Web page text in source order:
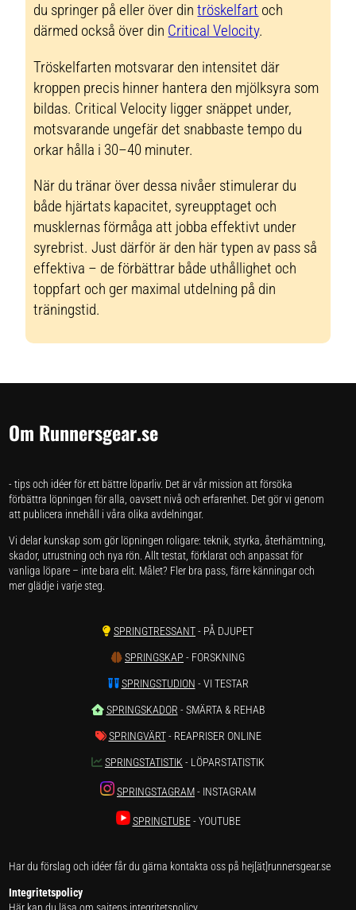
du springer på eller över dintröskelfart och
därmed också över din Critical Velocity.
Tröskelfarten motsvarar den intensitet där
kroppen precis hinner hantera den mjölksyra som
bildas. Critical Velocity ligger snäppet under,
motsvarande ungefär det snabbaste tempo du
orkar hålla i 30–40 minuter.
När du tränar över dessa nivåer stimulerar du
både hjärtats kapacitet, syreupptaget och
musklernas förmåga att jobba effektivt under
syrebrist. Just därför är den här typen av pass så
effektiva – de förbättrar både uthållighet och
toppfart och ger maximal utdelning på din
träningstid.
Om Runnersgear.se
- tips och idéer för ett bättre löparliv. Det är vår mission att försöka
förbättra löpningen för alla, oavsett nivå och erfarenhet. Det gör vi genom
att publicera innehåll i våra olika avdelningar.
Vi delar kunskap som gör löpningen roligare: teknik, styrka, återhämtning,
skador, utrustning och nya rön. Allt testat, förklarat och anpassat för
vanliga löpare – inte bara elit. Målet? Fler bra pass, färre känningar och
mer glädje i varje steg.
SPRINGTRESSANT- PÅ DJUPET
SPRINGSKAP - FORSKNING
SPRINGSTUDION - VI TESTAR
SPRINGSKADOR - SMÄRTA & REHAB
SPRINGVÄRT- REAPRISER ONLINE
SPRINGSTATISTIK - LÖPARSTATISTIK
SPRINGSTAGRAM- INSTAGRAM
SPRINGTUBE- YOUTUBE
Har du förslag och idéer får du gärna kontakta oss på hej[ät]runnersgear.se
Integritetspolicy